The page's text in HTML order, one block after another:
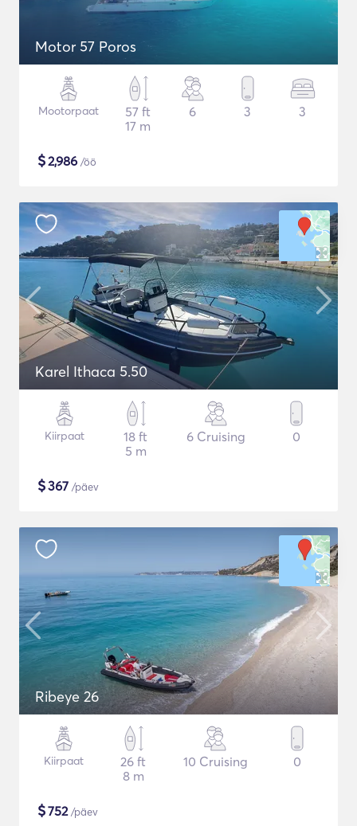
Motor 57 Poros
Mootorpaat
57 ft
17 m
6 3 3
$2,986 /öö
Karel Ithaca 5.50
Kiirpaat
18 ft
5 m
6 Cruising 0
$367 /päev
Ribeye 26
Kiirpaat
26 ft
8 m
10 Cruising 0
$752/päev